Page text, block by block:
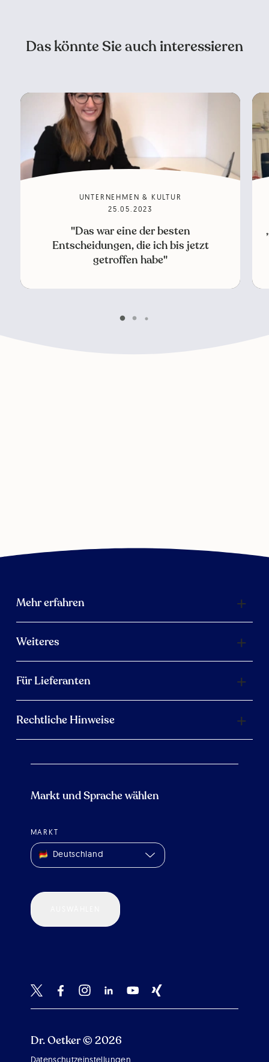
Das könnte Sie auch interessieren
UNTERNEHMEN & KULTUR
25.05.2023
"Das war eine der besten
Entscheidungen, die ich bis jetzt
getroffen habe"
Mehr erfahren
Weiteres
Für Lieferanten
Rechtliche Hinweise
Markt und Sprache wählen
MARKT
Deutschland
Dr. Oetker © 2026
Datenschutzeinstellungen